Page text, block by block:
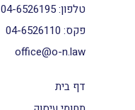
דף בית
טלפון:04-6526195
פקס: 04-6526110
office@o-n.law